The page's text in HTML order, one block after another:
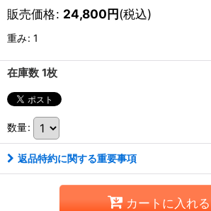
販売価格: 24,800円(税込)
重み: 1
在庫数 1枚
数量:
返品特約に関する重要事項
カートに入れる